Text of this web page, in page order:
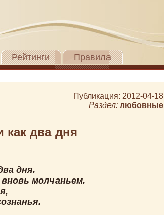
Рейтинги Правила
Публикация: 2012-04-18
Раздел: любовные
как два дня
дня.
молчаньем.